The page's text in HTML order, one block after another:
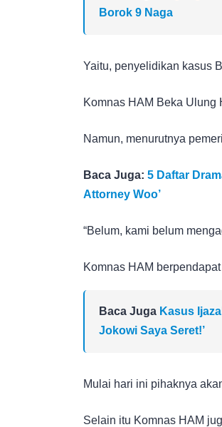
Borok 9 Naga
Yaitu, penyelidikan kasus
Komnas HAM Beka Ulung
Namun, menurutnya
Baca Juga: 5 Daftar
Attorney Woo’
“Belum, kami belum
Komnas HAM
Baca Juga Kasus
Jokowi Saya Seret!’
Mulai hari ini pihaknya
Selain itu Komnas HAM